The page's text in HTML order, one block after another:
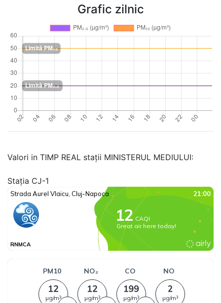
Grafic zilnic
Valori in TIMP REAL stații MINISTERUL MEDIULUI:
Stația CJ-1